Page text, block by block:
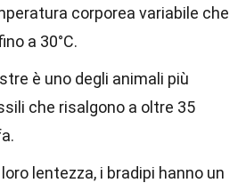
corporea variabile che
a 30°C.
è uno degli animali più
che risalgono a oltre 35
lentezza, i bradipi hanno un